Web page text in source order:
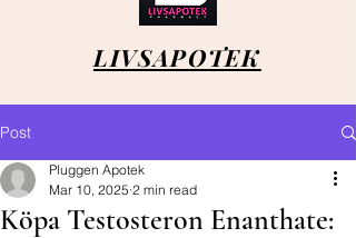
LIVSAPOTEK
Post
Köpa Testosteron Enanthate:
Pluggen Apotek
Mar 10, 2025 2 min read